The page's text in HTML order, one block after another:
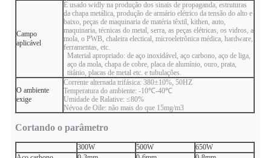
Campo
aplicável
É usado widly na produção dos sinais de propaganda, estruturas
da chapa metálica, produção de armário elétrico da tensão do alto e
baixo, peças de maquinaria de matéria têxtil, kithen, auto,
maquinaria, técnicas do metal, serra, as peças elétricas, os vidros, a
mola, o PWB, chaleira electical, microeletrônica médica, hardware,
ferramentas, etc.
Material apropriado: de aço inoxidável, aço carbono, aço de liga,
aço da mola, chapa de cobre, placa de alumínio, ouro, prata,
titânio, placas de metal etc. e tubulações.
O ambiente
exige
Corrente alternada trifásica: 380±10%, 50HZ
Temperatura do ambiente: -10℃-40℃
Umidade de Ralative: ≤80%
Névoa de Oile: não mais do que 15mg/m3
Cortando o parâmetro
300W 500W
650W